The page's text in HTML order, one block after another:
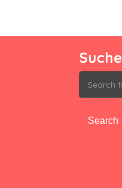
Suche
Search
for: